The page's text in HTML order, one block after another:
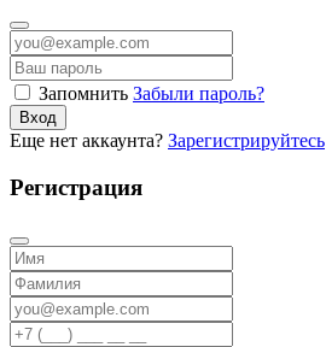
Запомнить Забыли пароль?
Вход
Еще нет аккаунта? Зарегистрируйтесь
Регистрация